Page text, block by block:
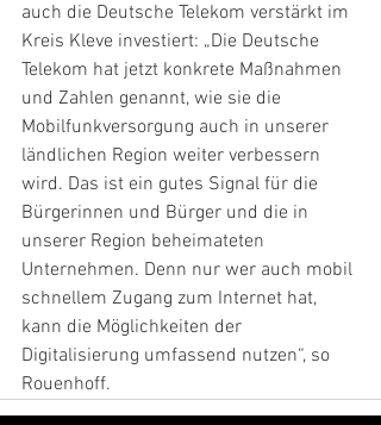
auch die Deutsche Telekom verstärkt im
Kreis Kleve investiert: „Die Deutsche
Telekom hat jetzt konkrete Maßnahmen
und Zahlen genannt, wie sie die
Mobilfunkversorgung auch in unserer
ländlichen Region weiter verbessern
wird. Das ist ein gutes Signal für die
Bürgerinnen und Bürger und die in
unserer Region beheimateten
Unternehmen. Denn nur wer auch mobil
schnellem Zugang zum Internet hat,
kann die Möglichkeiten der
Digitalisierung umfassend nutzen“, so
Rouenhoff.